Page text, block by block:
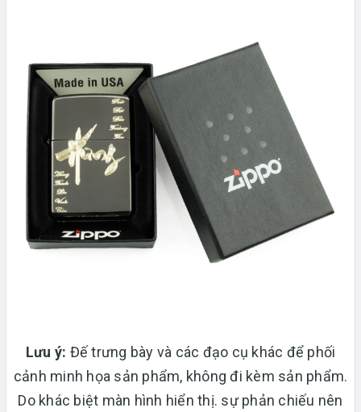
Lưu ý: Đế trưng bày và các đạo cụ khác để phối
cảnh minh họa sản phẩm, không đi kèm sản phẩm.
Do khác biệt màn hình hiển thị. sự phản chiếu nên